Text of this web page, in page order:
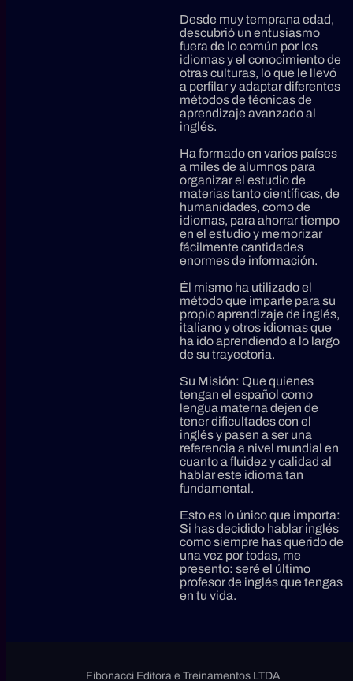
Desde muy temprana edad,
descubrió un entusiasmo
fuera de lo común por los
idiomas y el conocimiento de
otras culturas, lo que le llevó
a perfilar yadaptar diferentes
métodos de técnicas de
aprendizaje avanzado al
inglés.
Ha formado en varios países
a miles de alumnos para
organizar el estudio de
materias tanto científicas, de
humanidades, como de
idiomas, para ahorrar tiempo
en el estudio y memorizar
fácilmente cantidades
enormes de información.
Él mismo ha utilizado el
método que imparte para su
propio aprendizaje de inglés,
italiano y otros idiomas que
ha ido aprendiendo a lo largo
de su trayectoria.
Su Misión: Que quienes
tengan el español como
lengua materna dejen de
tener dificultades con el
inglés y pasen a ser una
referencia a nivel mundial en
cuanto a fluidez y calidad al
hablar este idioma tan
fundamental.
Esto es lo único que importa:
Si has decidido hablar inglés
como siempre has querido de
una vez por todas, me
presento: seré el último
profesor de inglés que tengas
en tu vida.
Fibonacci Editora e Treinamentos LTDA